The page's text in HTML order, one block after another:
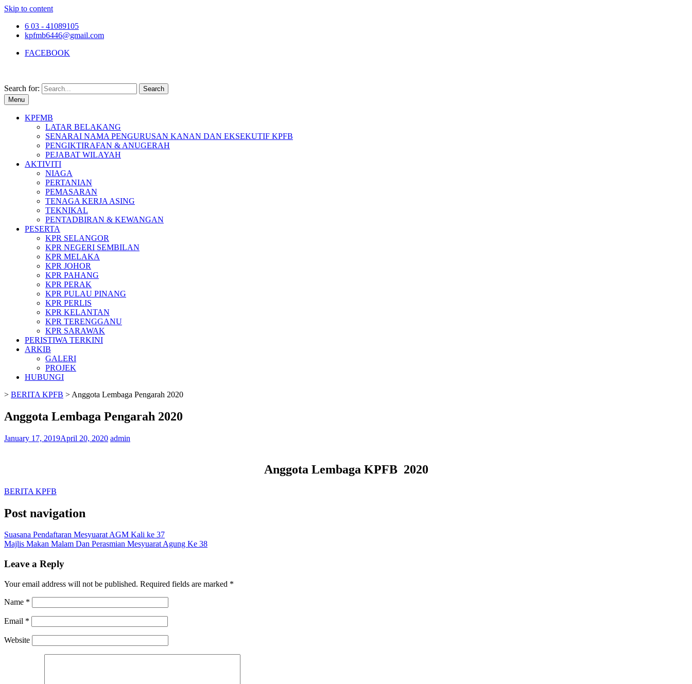
Skip to content
6 03 - 41089105
kpfmb6446@gmail.com
FACEBOOK
Search for:
Menu
KPFMB
LATAR BELAKANG
SENARAI NAMA PENGURUSAN KANAN DAN EKSEKUTIF KPFB
PENGIKTIRAFAN & ANUGERAH
PEJABAT WILAYAH
AKTIVITI
NIAGA
PERTANIAN
PEMASARAN
TENAGA KERJA ASING
TEKNIKAL
PENTADBIRAN & KEWANGAN
PESERTA
KPR SELANGOR
KPR NEGERI SEMBILAN
KPR MELAKA
KPR JOHOR
KPR PAHANG
KPR PERAK
KPR PULAU PINANG
KPR PERLIS
KPR KELANTAN
KPR TERENGGANU
KPR SARAWAK
PERISTIWA TERKINI
ARKIB
GALERI
PROJEK
HUBUNGI
> BERITA KPFB > Anggota Lembaga Pengarah 2020
Anggota Lembaga Pengarah 2020
January 17, 2019April 20, 2020 admin
Anggota Lembaga KPFB 2020
BERITA KPFB
Post navigation
Suasana Pendaftaran Mesyuarat AGM Kali ke 37
Majlis Makan Malam Dan Perasmian Mesyuarat Agung Ke 38
Leave a Reply
Your email address will not be published. Required fields are marked *
Name *
Email *
Website